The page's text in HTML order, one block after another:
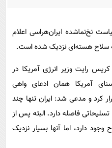
نخ‌نماشده ایران‌هراسی اعلام
سلاح هسته‌ای نزدیک شده است.
کریس رایت وزیر انرژی آمریکا در
آمریکا همان ادعای واهی
کرد و مدعی شد: ایران تنها چند
فاصله دارد. البته پس از
دارد، اما آنها بسیار نزدیک